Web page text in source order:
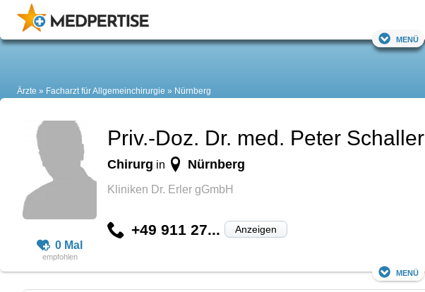
Menü
Ärzte Facharzt für Allgemeinchirurgie Nürnberg
0 Mal
Priv.-Doz. Dr. med. Peter Schaller
Chirurg in Nürnberg
Kliniken Dr. Erler gGmbH
+49 911 27... Anzeigen
Menü